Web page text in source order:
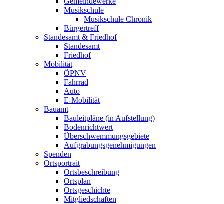
Musikschule
Musikschule Chronik
Bürgertreff
Standesamt & Friedhof
Standesamt
Friedhof
Mobilität
ÖPNV
Fahrrad
Auto
E-Mobilität
Bauamt
Bauleitpläne (in Aufstellung)
Bodenrichtwert
Überschwemmungsgebiete
Aufgrabungsgenehmigungen
Spenden
Ortsportrait
Ortsbeschreibung
Ortsplan
Ortsgeschichte
Mitgliedschaften